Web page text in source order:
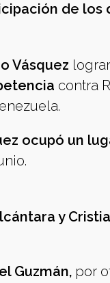
de los
Vásquez
contra
ocupó un
y
Guzmán, por